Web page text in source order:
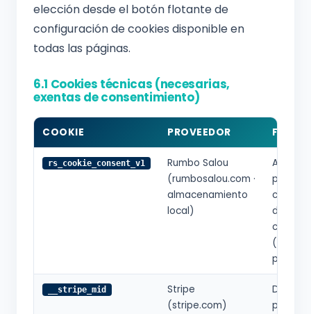
elección desde el botón flotante de
configuración de cookies disponible en
todas las páginas.
6.1 Cookies técnicas (necesarias,
exentas de consentimiento)
COOKIE PROVEEDOR
rs_cookie_consent_v1
Rumbo Salou
(rumbosalou.com ·
almacenamiento
local)
del
cookies
por
__stripe_mid
Stripe
(stripe.com)